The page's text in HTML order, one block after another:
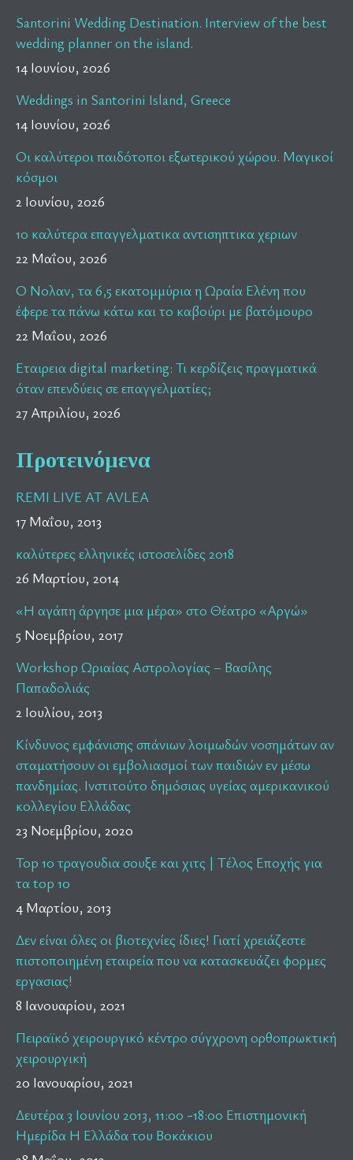
Santorini Wedding Destination. Interview of the best
wedding planner on the island.
14 Ιουνίου, 2026
Weddings in Santorini Island, Greece
14 Ιουνίου, 2026
Οι καλύτεροι παιδότοποι εξωτερικού χώρου. Μαγικοί
κόσμοι
2 Ιουνίου, 2026
10 καλύτερα επαγγελματικα αντισηπτικα χεριων
22 Μαΐου, 2026
Ο Νολαν, τα 6,5 εκατομμύρια η Ωραία Ελένη που
έφερε τα πάνω κάτω και το καβούρι με βατόμουρο
22 Μαΐου, 2026
Εταιρεια digital marketing: Τι κερδίζεις πραγματικά
όταν επενδύεις σε επαγγελματίες;
27 Απριλίου, 2026
Προτεινόμενα
REMI LIVE AT AVLEA
17 Μαΐου, 2013
καλύτερες ελληνικές ιστοσελίδες 2018
26 Μαρτίου, 2014
«Η αγάπη άργησε μια μέρα» στο Θέατρο «Αργώ»
5 Νοεμβρίου, 2017
Workshop Ωριαίας Αστρολογίας – Βασίλης
Παπαδολιάς
2 Ιουλίου, 2013
Κίνδυνος εμφάνισης σπάνιων λοιμωδών νοσημάτων αν
σταματήσουν οι εμβολιασμοί των παιδιών εν μέσω
πανδημίας. Ινστιτούτο δημόσιας υγείας αμερικανικού
κολλεγίου Ελλάδας
23 Νοεμβρίου, 2020
Top 10 τραγουδια σουξε και χιτς | Τέλος Εποχής για
τα top 10
4 Μαρτίου, 2013
Δεν είναι όλες οι βιοτεχνίες ίδιες! Γιατί χρειάζεστε
πιστοποιημένη εταιρεία που να κατασκευάζει φορμες
εργασιας!
8 Ιανουαρίου, 2021
Πειραϊκό χειρουργικό κέντρο σύγχρονη ορθοπρωκτική
χειρουργική
20 Ιανουαρίου, 2021
Δευτέρα 3 Ιουνίου 2013, 11:00 -18:00 Επιστημονική
Ημερίδα Η Ελλάδα του Βοκάκιου